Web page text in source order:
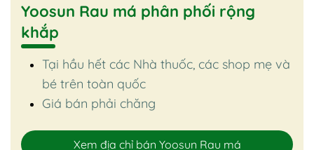
Yoosun Rau má phân phối rộng
khắp
Tại hầu hết các Nhà thuốc, các shop mẹ và
bé trên toàn quốc
Giá bán phải chăng
Xem địa chỉ bán Yoosun Rau má